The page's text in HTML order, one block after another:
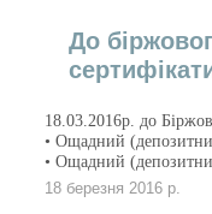
До
18.03.2016р. до
• Ощадний
• Ощадний
18 березня 2016 р.